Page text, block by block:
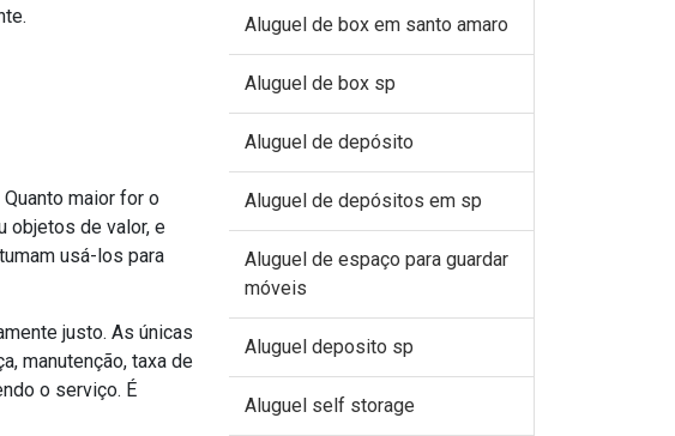
maior for o
objetos de valor, e
usá-los para
justo. As únicas
manutenção, taxa de
o serviço. É
Aluguel de box em santo amaro
Aluguel de box sp
Aluguel de depósito
Aluguel de depósitos em sp
Aluguel de espaço para guardar
móveis
Aluguel deposito sp
Aluguel self storage